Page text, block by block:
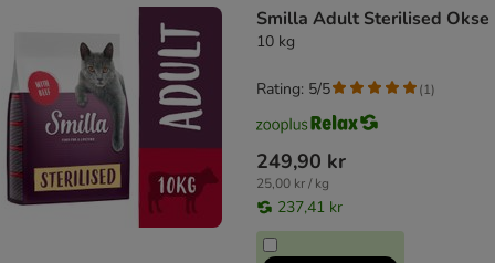
Smilla Adult Sterilised Okse
10 kg
249,90 kr
25,00 kr / kg
237,41 kr
Rating: 5/5 (1)